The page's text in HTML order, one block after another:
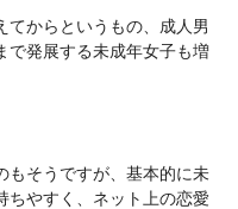
てからというもの、成人男
で発展する未成年女子も増
もそうですが、基本的に未
ちやすく、ネット上の恋愛